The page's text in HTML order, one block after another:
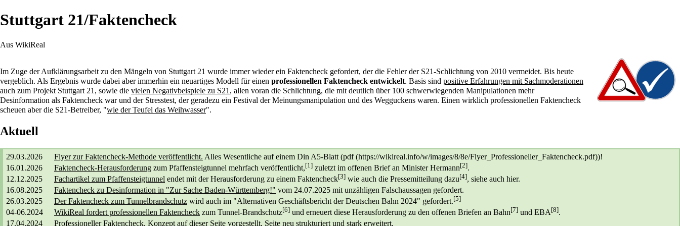
Stuttgart 21/Faktencheck
Aus WikiReal
Im Zuge der Aufklärungsarbeit zu den Mängeln von Stuttgart 21 wurde immer wieder ein Faktencheck gefordert, der die Fehler der S21-Schlichtung von 2010 vermeidet. Bis heute
vergeblich. Als Ergebnis wurde dabei aber immerhin ein neuartiges Modell für einen professionellen Faktencheck entwickelt. Basis sind positive Erfahrungen mit Sachmoderationen
auch zum Projekt Stuttgart 21, sowie die vielen Negativbeispiele zu S21 , allen voran die Schlichtung, die mit deutlich über 100 schwerwiegenden Manipulationen mehr
Desinformation als Faktencheck war und der Stresstest, der geradezu ein Festival der Meinungsmanipulation und des Wegguckens waren. Einen wirklich professionellen Faktencheck
scheuen aber die S21-Betreiber, "wie der Teufel das Weihwasser".
Aktuell
29.03.2026 Flyer zur Faktencheck-Methode veröffentlicht. Alles Wesentliche auf einem Din A5-Blatt (pdf
)!
16.01.2026
Faktencheck-Herausforderung zum Pfaffensteigtunnel mehrfach veröffentlicht,[1] zuletzt im offenen Brief an Minister Hermann[2].
12.12.2025
Fachartikel zum Pfaffensteigtunnel endet mit der Herausforderung zu einem Faktencheck[3] wie auch die Pressemitteilung dazu[4], siehe auch hier.
16.08.2025
Faktencheck zu Desinformation in "Zur Sache Baden-Württemberg!" vom 24.07.2025 mit unzähligen Falschaussagen gefordert.
26.03.2025
Der Faktencheck zum Tunnelbrandschutz wird auch im "Alternativen Geschäftsbericht der Deutschen Bahn 2024" gefordert.[5]
04-06.2024 WikiReal fordert professionellen Faktencheck zum Tunnel-Brandschutz[6] und erneuert diese Herausforderung zu den offenen Briefen an Bahn[7] und EBA [8].
17.04.2024
Professioneller Faktencheck, Konzept auf dieser Seite vorgestellt, Seite neu strukturiert und stark erweitert.